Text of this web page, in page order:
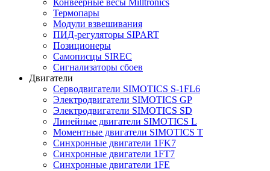
Конвеерные весы Milltronics
Термопары
Модули взвешивания
ПИД-регуляторы SIPART
Позиционеры
Самописцы SIREC
Сигнализаторы сбоев
Двигатели
Серводвигатели SIMOTICS S-1FL6
Электродвигатели SIMOTICS GP
Электродвигатели SIMOTICS SD
Линейные двигатели SIMOTICS L
Моментные двигатели SIMOTICS T
Синхронные двигатели 1FK7
Синхронные двигатели 1FT7
Синхронные двигатели 1FE